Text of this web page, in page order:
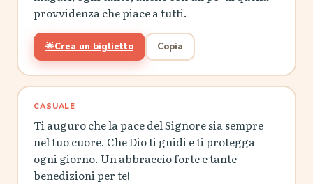
provvidenza che piace a tutti.
🌟Crea un biglietto Copia
CASUALE
Ti auguro che la pace del Signore sia sempre
nel tuo cuore. Che Dio ti guidi e ti protegga
ogni giorno. Un abbraccio forte e tante
benedizioni per te!